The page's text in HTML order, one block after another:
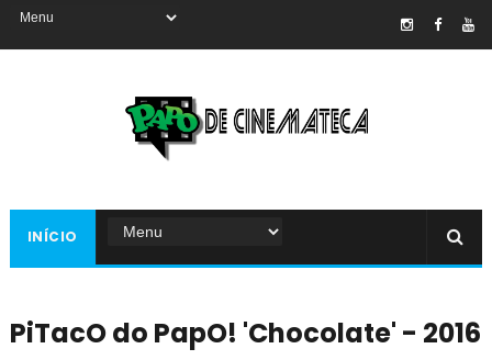
INÍCIO
PiTacO do PapO! 'Chocolate' - 2016